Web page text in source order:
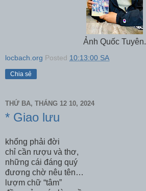
Ảnh Quốc Tuyên.
locbach.org Posted 10:13:00 SA
Chia sẻ
THỨ BA, THÁNG 12 10, 2024
* Giao lưu
khổng phải đời
chỉ cần rượu và thơ,
những cái đáng quý
đương chờ nêu tên…
lượm chữ “tâm”